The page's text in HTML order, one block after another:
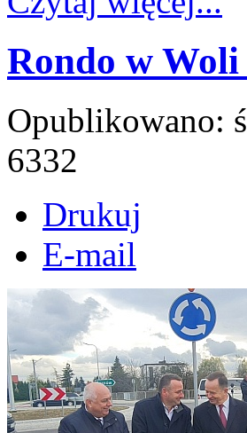
Rondo w
Opublikowano:
6332
Drukuj
E-mail